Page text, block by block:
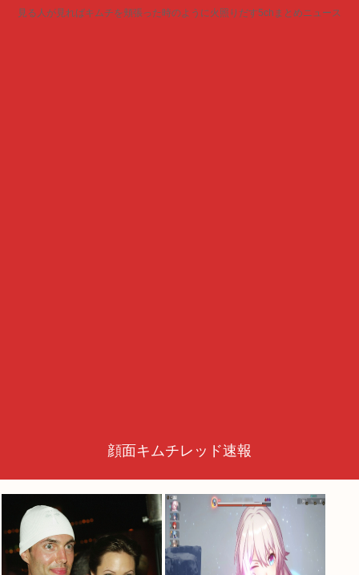
見る人が見ればキムチを頬張った時のように火照りだす5chまとめニュース
顔面キムチレッド速報